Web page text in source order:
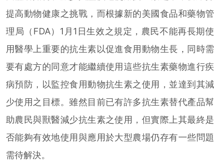
提高動物健康之挑戰，而根據新的美國食品和藥物管
理局（FDA）1月1日生效之規定，農民不能再長期使
用醫學上重要的抗生素以促進食用動物生長，同時需
要有處方的同意才能繼續使用這些抗生素藥物進行疾
病預防，以監控食用動物抗生素之使用，並達到其減
少使用之目標。雖然目前已有許多抗生素替代產品幫
助農民與獸醫減少抗生素之使用，但實際上其最終是
否能夠有效地使用與應用於大型農場仍存有一些問題
需待解決。